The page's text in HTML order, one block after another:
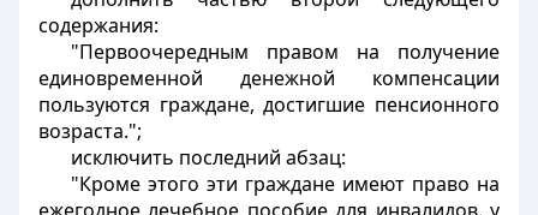
содержания:
"Первоочередным правом на получение
единовременной денежной компенсации
пользуются граждане, достигшие пенсионного
возраста.";
исключить последний абзац:
"Кроме этого эти граждане имеют право на